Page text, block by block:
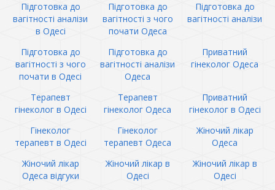
Підготовка до
вагітності аналізи
в Одесі
Підготовка до
вагітності з чого
почати Одеса
Підготовка до
вагітності аналізи
Підготовка до
вагітності з чого
почати в Одесі
Підготовка до
вагітності аналізи
Одеса
Приватний
гінеколог Одеса
Терапевт
гінеколог в Одесі
Терапевт
гінеколог Одеса
Приватний
гінеколог в Одесі
Гінеколог
терапевт в Одесі
Гінеколог
терапевт Одеса
Жіночий лікар
Одеса
Жіночий лікар
Одеса відгуки
Жіночий лікар в
Одесі
Жіночий лікар в
Одесі